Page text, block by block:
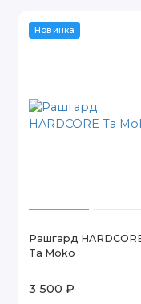
Новинка
Рашгард
Ta Moko
3 500 ₽